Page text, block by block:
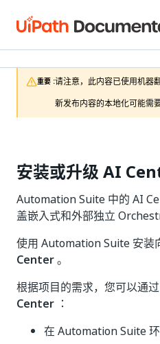
重要 :请注意，此内容已使用机器
新发布内容的本地化可能需
安装或升级 AI
Automation Suite 中的 AI
盖嵌入式和外部独立
使用 Automation Suite 安装
Center。
根据项目的需求，您可以通
Center ：
在 Automation Suite